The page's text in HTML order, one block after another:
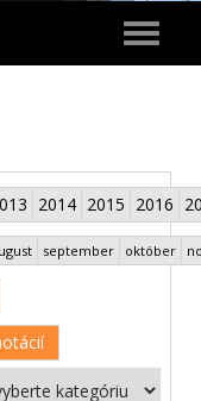
Toggle
2014 2015 2016
september október